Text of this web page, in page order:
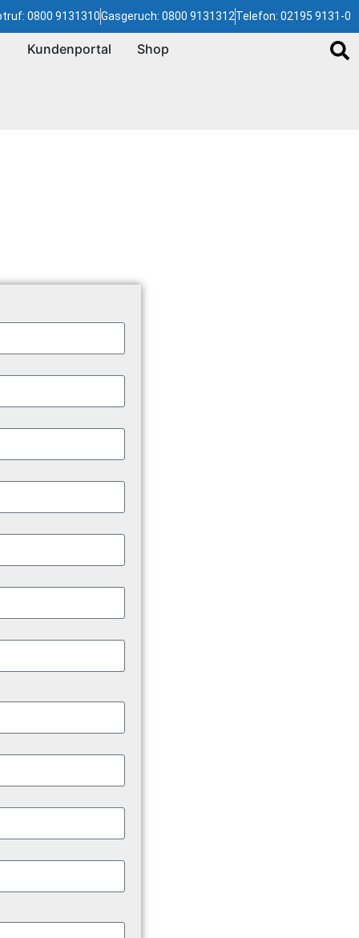
0800 9131310Gasgeruch: 0800 9131312Telefon: 02195 9131-0
Kundenportal Shop